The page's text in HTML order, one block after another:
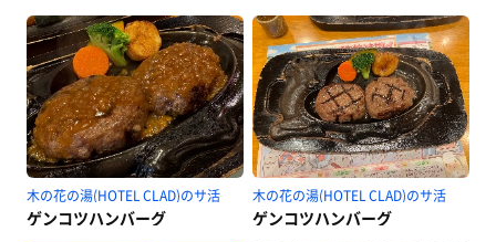
木の花の湯(HOTEL CLAD)のサ活
ゲンコツハンバーグ
木の花の湯(HOTEL CLAD)のサ活
ゲンコツハンバーグ